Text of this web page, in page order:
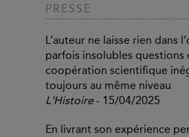
PRESSE
L’auteur ne laisse rien
parfois insolubles
coopération scientifique
toujours au même niveau
L'Histoire- 15/04/2025
En livrant son expérience